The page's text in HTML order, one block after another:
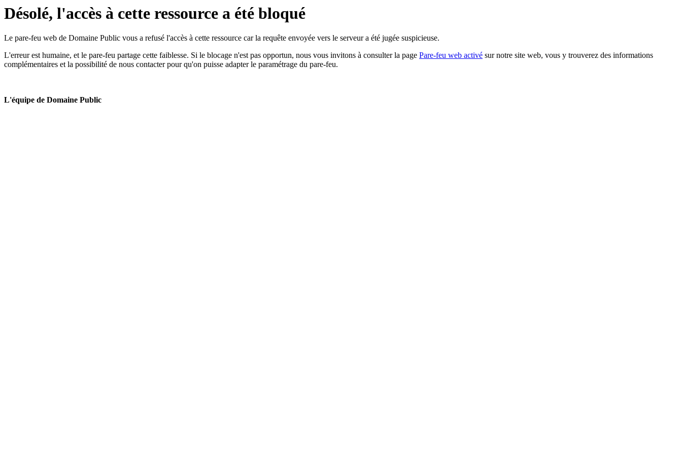
Désolé, l'accès à cette ressource a été bloqué
Le pare-feu web de Domaine Public vous a refusé l'accès à cette ressource car la requête envoyée vers le serveur a été jugée suspicieuse.
L'erreur est humaine, et le pare-feu partage cette faiblesse. Si le blocage n'est pas opportun, nous vous invitons à consulter la page Pare-feu web activé sur notre site web, vous y trouverez des informations
complémentaires et la possibilité de nous contacter pour qu'on puisse adapter le paramétrage du pare-feu.
L'équipe de Domaine Public